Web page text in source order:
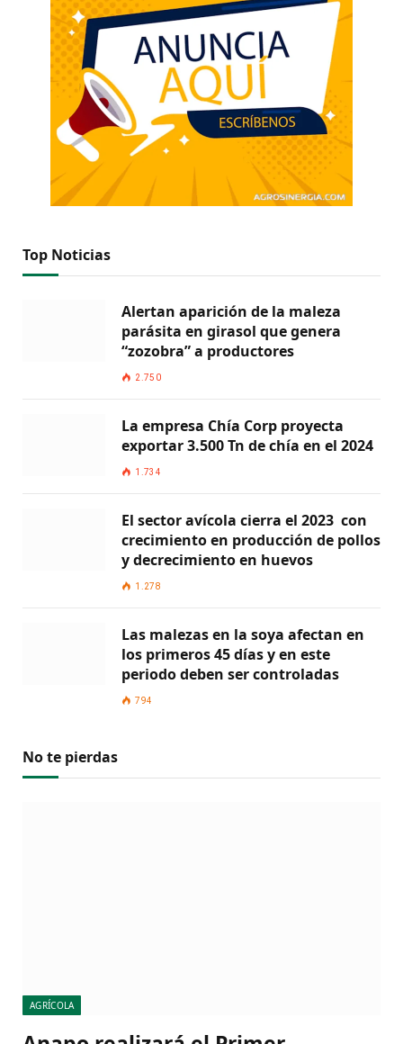
Top Noticias
Alertan aparición de la maleza
parásita en girasol que genera
“zozobra” a productores
2.750
La empresa Chía Corp proyecta
exportar 3.500 Tn de chía en el 2024
1.734
El sector avícola cierra el 2023 con
crecimiento en producción de pollos
y decrecimiento en huevos
1.278
Las malezas en la soya afectan en
los primeros 45 días y en este
periodo deben ser controladas
794
No te pierdas
AGRÍCOLA